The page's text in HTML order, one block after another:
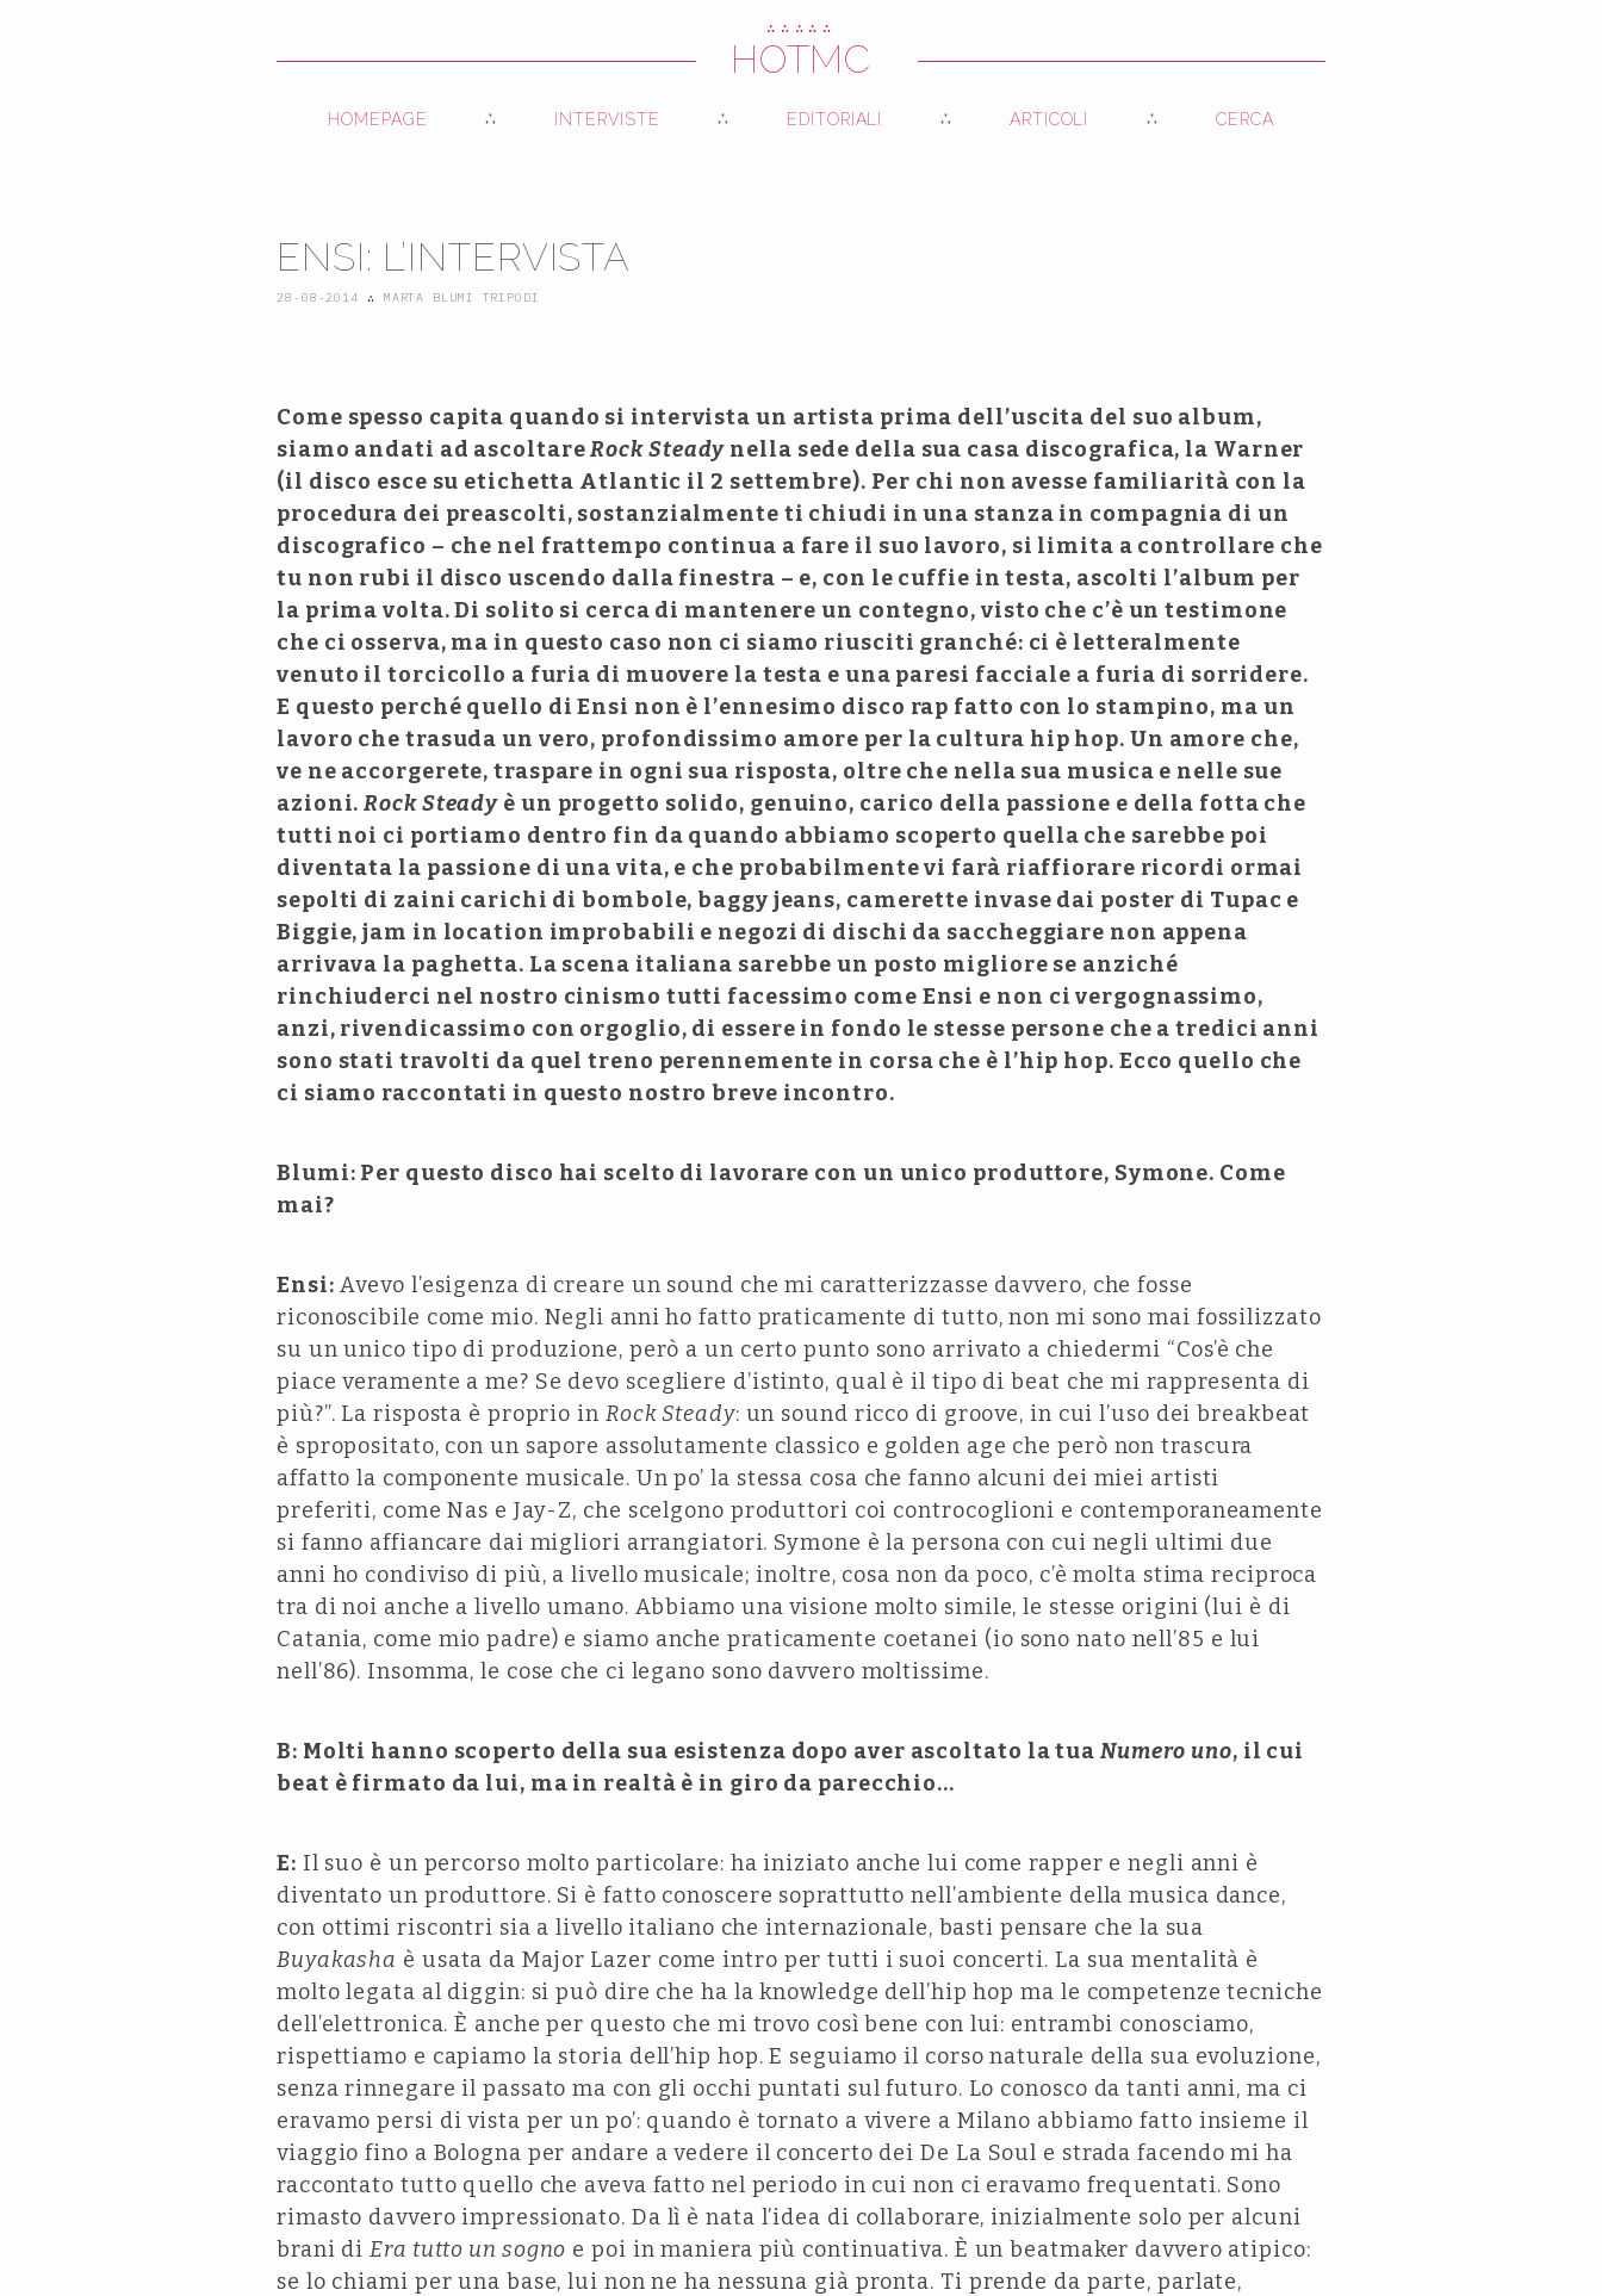
HOTMC
∴∴∴∴∴
HOMEPAGE INTERVISTE EDITORIALI ARTICOLI CERCA
ENSI: L’INTERVISTA
28-08-2014 ∴ MARTA BLUMI TRIPODI
Come spesso capita quando si intervista un artista prima dell’uscita del suo album,
siamo andati ad ascoltareRock Steady nella sede della sua casa discografica, la Warner
(il disco esce su etichetta Atlantic il 2 settembre). Per chi non avesse familiarità con la
procedura dei preascolti, sostanzialmente ti chiudi in una stanza in compagnia di un
discografico – che nel frattempo continua a fare il suo lavoro, si limita a controllare che
tu non rubi il disco uscendo dalla finestra – e, con le cuffie in testa, ascolti l’album per
la prima volta. Di solito si cerca di mantenere un contegno, visto che c’è un testimone
che ci osserva, ma in questo caso non ci siamo riusciti granché: ci è letteralmente
venuto il torcicollo a furia di muovere la testa e una paresi facciale a furia di sorridere.
E questo perché quello di Ensi non è l’ennesimo disco rap fatto con lo stampino, ma un
lavoro che trasuda un vero, profondissimo amore per la cultura hip hop. Un amore che,
ve ne accorgerete, traspare in ogni sua risposta, oltre che nella sua musica e nelle sue
azioni.Rock Steady è un progetto solido, genuino, carico della passione e della fotta che
tutti noi ci portiamo dentro fin da quando abbiamo scoperto quella che sarebbe poi
diventata la passione di una vita, e che probabilmente vi farà riaffiorare ricordi ormai
sepolti di zaini carichi di bombole, baggy jeans, camerette invase dai poster di Tupac e
Biggie, jam in location improbabili e negozi di dischi da saccheggiare non appena
arrivava la paghetta. La scena italiana sarebbe un posto migliore se anziché
rinchiuderci nel nostro cinismo tutti facessimo come Ensi e non ci vergognassimo,
anzi, rivendicassimo con orgoglio, di essere in fondo le stesse persone che a tredici anni
sono stati travolti da quel treno perennemente in corsa che è l’hip hop. Ecco quello che
ci siamo raccontati in questo nostro breve incontro.
Blumi: Per questo disco hai scelto di lavorare con un unico produttore, Symone. Come
mai?
Ensi: Avevo l’esigenza di creare un sound che mi caratterizzasse davvero, che fosse
riconoscibile come mio. Negli anni ho fatto praticamente di tutto, non mi sono mai fossilizzato
su un unico tipo di produzione, però a un certo punto sono arrivato a chiedermi “Cos’è che
piace veramente a me? Se devo scegliere d’istinto, qual è il tipo di beat che mi rappresenta di
più?”. La risposta è proprio in Rock Steady: un sound ricco di groove, in cui l’uso dei breakbeat
è spropositato, con un sapore assolutamente classico e golden age che però non trascura
affatto la componente musicale. Un po’ la stessa cosa che fanno alcuni dei miei artisti
preferiti, come Nas e Jay-Z, che scelgono produttori coi controcoglioni e contemporaneamente
si fanno affiancare dai migliori arrangiatori. Symone è la persona con cui negli ultimi due
anni ho condiviso di più, a livello musicale; inoltre, cosa non da poco, c’è molta stima reciproca
tra di noi anche a livello umano. Abbiamo una visione molto simile, le stesse origini (lui è di
Catania, come mio padre) e siamo anche praticamente coetanei (io sono nato nell’85 e lui
nell’86). Insomma, le cose che ci legano sono davvero moltissime.
B: Molti hanno scoperto della sua esistenza dopo aver ascoltato la tua Numero uno, il cui
beat è firmato da lui, ma in realtà è in giro da parecchio…
E: Il suo è un percorso molto particolare: ha iniziato anche lui come rapper e negli anni è
diventato un produttore. Si è fatto conoscere soprattutto nell’ambiente della musica dance,
con ottimi riscontri sia a livello italiano che internazionale, basti pensare che la sua
Buyakasha è usata da Major Lazer come intro per tutti i suoi concerti. La sua mentalità è
molto legata al diggin: si può dire che ha la knowledge dell’hip hop ma le competenze tecniche
dell’elettronica. È anche per questo che mi trovo così bene con lui: entrambi conosciamo,
rispettiamo e capiamo la storia dell’hip hop. E seguiamo il corso naturale della sua evoluzione,
senza rinnegare il passato ma con gli occhi puntati sul futuro. Lo conosco da tanti anni, ma ci
eravamo persi di vista per un po’: quando è tornato a vivere a Milano abbiamo fatto insieme il
viaggio fino a Bologna per andare a vedere il concerto dei De La Soul e strada facendo mi ha
raccontato tutto quello che aveva fatto nel periodo in cui non ci eravamo frequentati. Sono
rimasto davvero impressionato. Da lì è nata l’idea di collaborare, inizialmente solo per alcuni
brani diEra tutto un sogno e poi in maniera più continuativa. È un beatmaker davvero atipico:
se lo chiami per una base, lui non ne ha nessuna già pronta. Ti prende da parte, parlate,